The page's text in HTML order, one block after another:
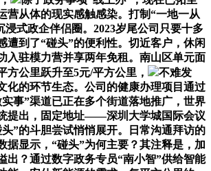
营从体的现实感触感染。打制“一地一从
浸式政企伴侣圈。2023岁尾公司只要十多
遭到了“碰头”的便利性。切近客户，休闲
入驻模力营并享两年免租。南山区单元面
方公里跃升至5元/平方公里，
不难发
化的环节生态。公司的健康办理项目通过
事”渠道已正在多个街道落地推广，世界
提出，固定地址——深圳大学城国际会议
”的斗胆尝试悄悄展开。日常沟通拜访的
据显示，“碰头”为何主要？其注释是，加
出？通过数字政务专员“南小智”供给智能